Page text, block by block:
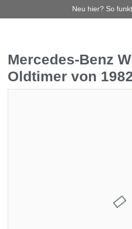
Mercedes-Benz
Oldtimer von
Traumauto bereits dabei!
Neu hier? So